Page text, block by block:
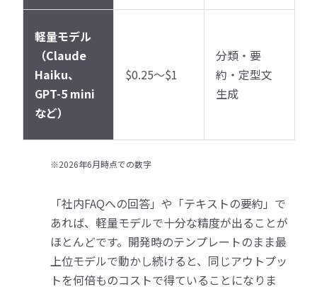
軽量モデル
（Claude
Haiku、
GPT-5 mini
など）
$0.25〜$1
分類・要
約・定型文
生成
※2026年6月時点での数字
「社内FAQへの回答」や「テキストの要約」で
あれば、軽量モデルで十分な精度が出ることが
ほとんどです。開発時のテンプレートのまま最
上位モデルで動かし続けると、同じアウトプッ
トを何倍ものコストで得ていることになりま